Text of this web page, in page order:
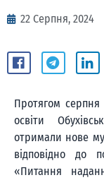
22 Серпня, 2024
Протягом серпня
освіти
отримали нове
відповідно до
«Питання